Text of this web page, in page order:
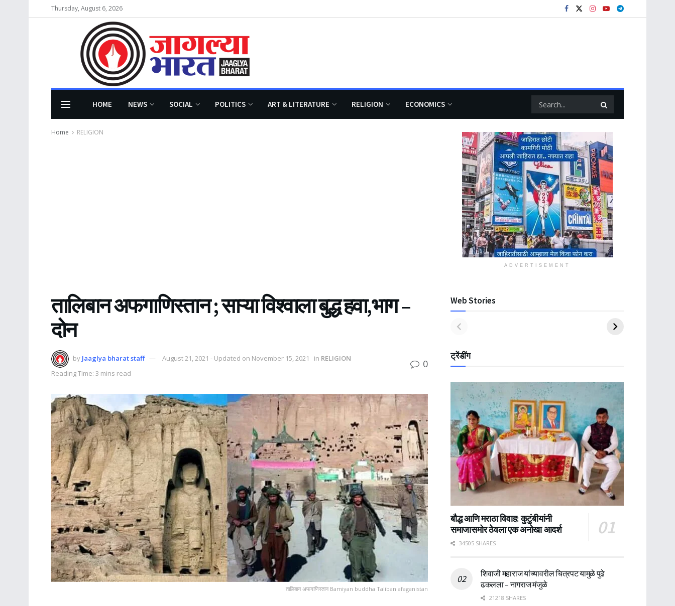
Thursday, August 6, 2026
HOME NEWS SOCIAL POLITICS ART & LITERATURE RELIGION ECONOMICS
Home RELIGION
तालिबान अफगाणिस्तान ; साऱ्या विश्वाला बुद्ध हवा,भाग –
दोन
by Jaaglya bharat staff August 21, 2021 - Updated on November 15, 2021 in RELIGION
Reading Time: 3 mins read
0
तालिबान अफगाणिस्तान Bamiyan buddha Taliban afaganistan
ADVERTISEMENT
Web Stories
ट्रेंडींग
बौद्ध आणि मराठा विवाह: कुटुंबीयांनी
समाजासमोर ठेवला एक अनोखा आदर्श
34505 SHARES
शिवाजी महाराज यांच्यावरील चित्रपट यामुळे पुढे
ढकलला – नागराज मंजुळे
21218 SHARES